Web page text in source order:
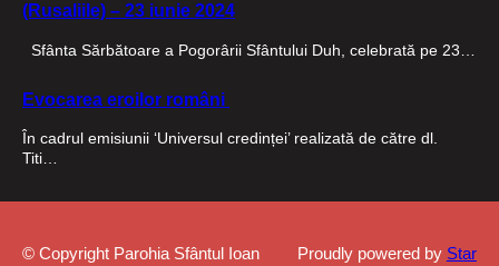
(Rusaliile) – 23 iunie 2024
Sfânta Sărbătoare a Pogorârii Sfântului Duh, celebrată pe 23…
Evocarea eroilor români
În cadrul emisiunii ‘Universul credinței’ realizată de către dl.
Titi…
© Copyright Parohia Sfântul Ioan Proudly powered by Star